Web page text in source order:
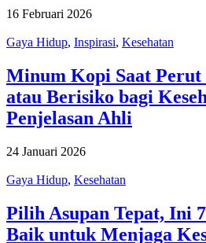
16 Februari 2026
Gaya Hidup, Inspirasi, Kesehatan
Minum Kopi Saat Perut
atau Berisiko bagi
Penjelasan Ahli
24 Januari 2026
Gaya Hidup, Kesehatan
Pilih Asupan Tepat, Ini
Baik untuk Menjaga